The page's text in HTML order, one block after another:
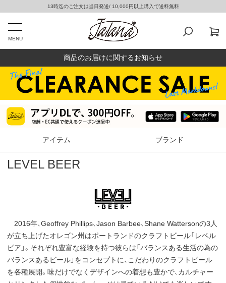
13時迄のご注文は当日発送/ 10,000円以上購入で送料無料
MENU
商品のお届けに関するお知らせ
アイテム ブランド
LEVEL BEER
2016年、Geoffrey Phillips、Jason Barbee、Shane Wattersonの3人
が立ち上げたオレゴン州はポートランドのクラフトビール「レベル
ビア」。それぞれ豊富な経験を持つ彼らは「バランスある生活の為の
バランスあるビール」をコンセプトに、こだわりのクラフトビール
を各種展開。味だけでなくデザインへの着想も豊かで、カルチャー